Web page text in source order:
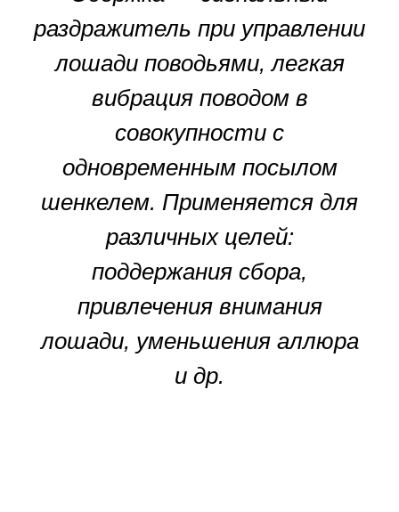
раздражитель при управлении
лошади поводьями, легкая
вибрация поводом в
совокупности с
одновременным посылом
шенкелем. Применяется для
различных целей:
поддержания сбора,
привлечения внимания
лошади, уменьшения аллюра
и др.